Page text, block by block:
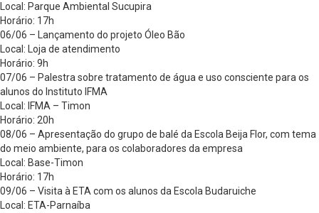
Local: Parque Ambiental Sucupira
Horário: 17h
06/06 – Lançamento do projeto Óleo Bão
Local: Loja de atendimento
Horário: 9h
07/06 – Palestra sobre tratamento de água e uso consciente para os
alunos do Instituto IFMA
Local: IFMA – Timon
Horário: 20h
08/06 – Apresentação do grupo de balé da Escola Beija Flor, com tema
do meio ambiente, para os colaboradores da empresa
Local: Base-Timon
Horário: 17h
09/06 – Visita à ETA com os alunos da Escola Budaruiche
Local: ETA-Parnaíba